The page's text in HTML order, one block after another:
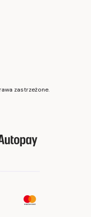
zastrzeżone.